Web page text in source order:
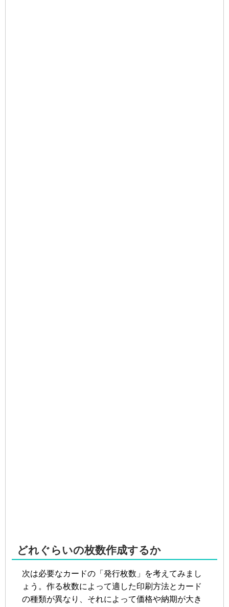
どれぐらいの枚数作成するか
次は必要なカードの「発行枚数」を考えてみまし
ょう。作る枚数によって適した印刷方法とカード
の種類が異なり、それによって価格や納期が大き